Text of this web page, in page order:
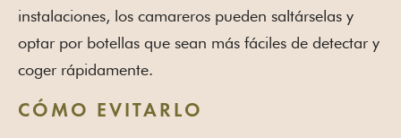
instalaciones, los camareros pueden saltárselas y
optar por botellas que sean más fáciles de detectar y
coger rápidamente.
CÓMO EVITARLO